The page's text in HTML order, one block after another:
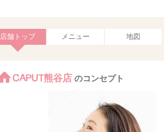
店舗トップ メニュー 地図
CAPUT熊谷店 のコンセプト